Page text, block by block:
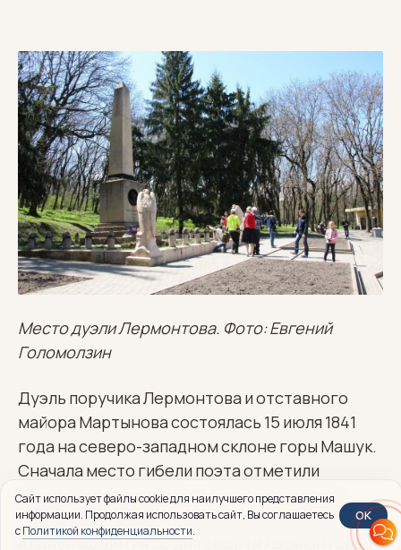
Место дуэли Лермонтова. Фото: Евгений
Голомолзин
Дуэль поручика Лермонтова и отставного
майора Мартынова состоялась 15 июля 1841
года на северо-западном склоне горы Машук.
Сначала место гибели поэта отметили
придорожным камнем, а потом поставили
небольшой обелиск высотой 70 см. В 1901 году,
в канун 60-летия со дня смерти Лермонтова,
Сайт использует файлы cookie для наилучшего представления
информации. Продолжая использовать сайт, Вы соглашаетесь
сПолитикой конфиденциальности.
OK